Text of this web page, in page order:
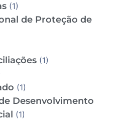
(1)
de Proteção de
(1)
(1)
Desenvolvimento
(1)